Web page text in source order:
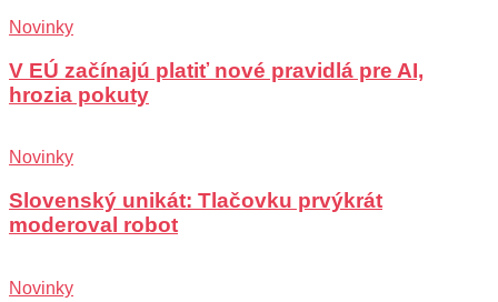
Novinky
V EÚ začínajú platiť nové pravidlá pre AI,
hrozia pokuty
Novinky
Slovenský unikát: Tlačovku prvýkrát
moderoval robot
Novinky